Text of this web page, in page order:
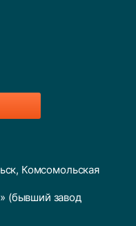
Комсомольская
(бывший завод